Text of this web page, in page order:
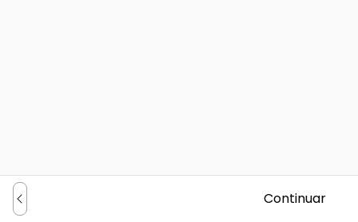
Continuar